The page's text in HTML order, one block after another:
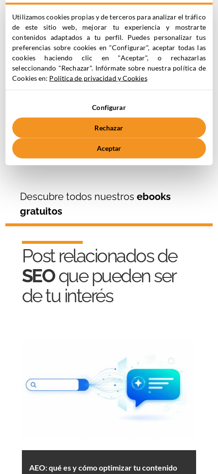
Las mejores
herramientas de
Marketing
Automation:
descubre y
Descubre todos nuestrosebooks
gratuitos
Post relacionados de
SEOque pueden ser
de tu interés
AEO: qué es y cómo optimizar tu contenido
Utilizamos cookies propias y de terceros para analizar el tráfico
de este sitio web, mejorar tu experiencia y mostrarte
contenidos adaptados a tu perfil. Puedes personalizar tus
preferencias sobre cookies en "Configurar", aceptar todas las
cookies haciendo clic en "Aceptar", o rechazarlas
seleccionando "Rechazar". Infórmate sobre nuestra política de
Cookies en: Politica de privacidad y Cookies
Configurar
Rechazar
Aceptar